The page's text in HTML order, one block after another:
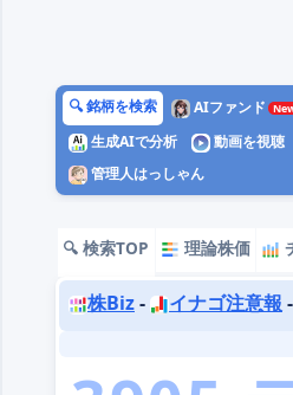
🔍 銘柄を検索 AIファンド
生成AIで分析
動画を視聴
管理人はっしゃん
🔍 検索TOP 理論株価
株Biz- イナゴ注意報 -